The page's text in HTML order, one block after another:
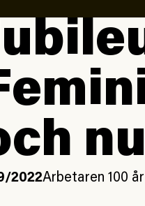
nu
2022Arbetaren 100 år